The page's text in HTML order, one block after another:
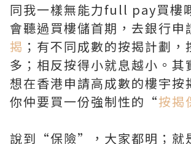
同我一樣無能力full pay買樓
會聽過買樓儲首期，去銀行申
揭 ；有不同成數的按揭計劃，
多；相反按得小就息越小。其
想在香港申請高成數的樓宇按
你仲要買一份強制性的“按揭
說到“保險”，大家都明；就